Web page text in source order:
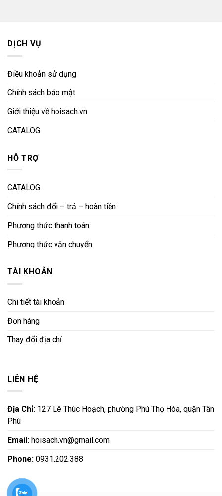
DỊCH VỤ
Điều khoản sử dụng
Chính sách bảo mật
Giới thiệu về hoisach.vn
CATALOG
HỖ TRỢ
CATALOG
Chính sách đổi – trả – hoàn tiền
Phương thức thanh toán
Phương thức vận chuyển
TÀI KHOẢN
Chi tiết tài khoản
Đơn hàng
Thay đổi địa chỉ
LIÊN HỆ
Địa Chỉ: 127 Lê Thúc Hoạch, phường Phú Thọ Hòa, quận Tân
Phú
Email: hoisach.vn@gmail.com
Phone: 0931.202.388